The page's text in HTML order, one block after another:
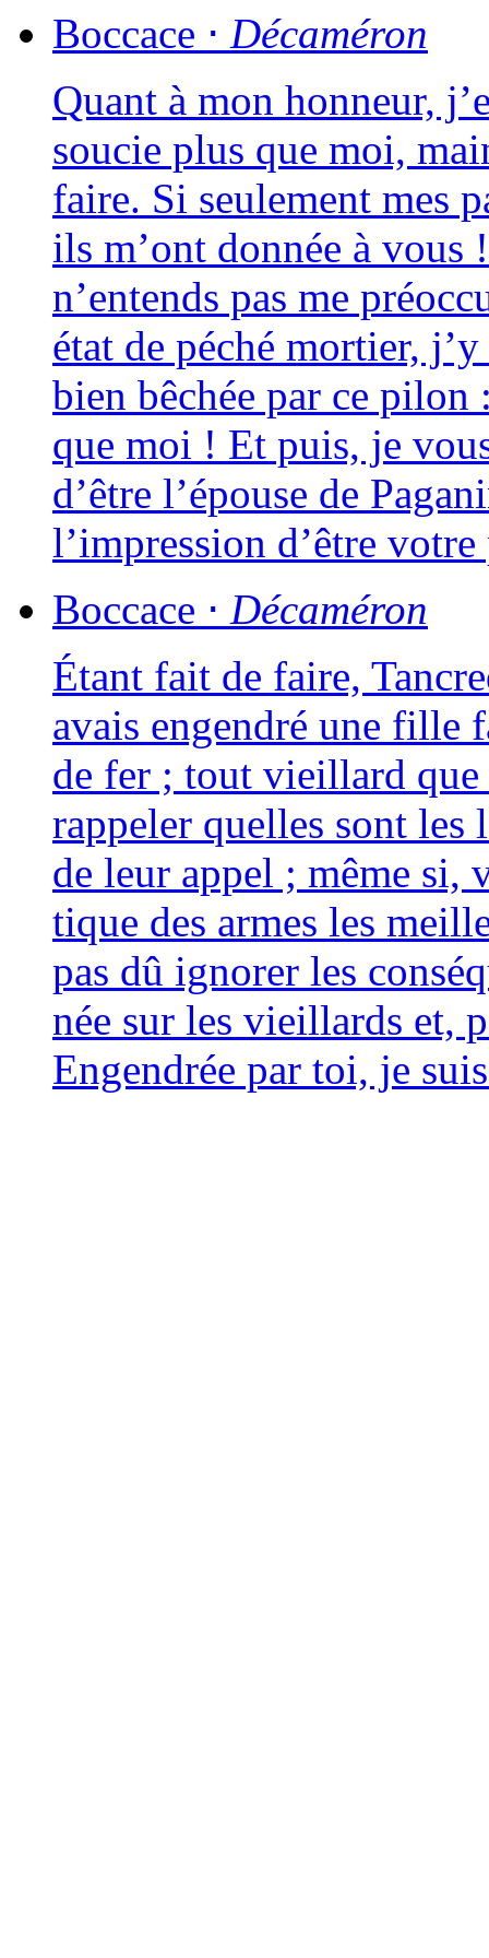
Boccace ⋅ Décaméron
Quant à mon hon­neur,
sou­cie plus que moi,
faire. Si seule­ment mes
ils m’ont don­née à vous
n’entends pas me
état de péché mor­tier,
bien bêchée par ce pilon
que moi ! Et puis, je
d’être l’épouse de
l’impression d’être
Boccace ⋅ Décaméron
Étant fait de faire,
avais engen­dré une fille
de fer ; tout vieillard que
rap­pe­ler quelles sont les
de leur appel ; même si,
tique des armes les
pas dû igno­rer les
née sur les vieillards et,
Engendrée par toi, je